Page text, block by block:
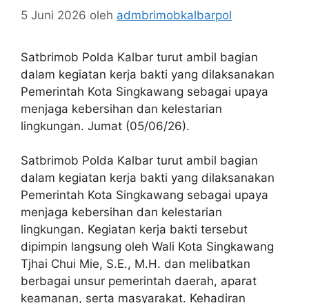
5 Juni 2026 oleh admbrimobkalbarpol
Satbrimob Polda Kalbar turut ambil bagian
dalam kegiatan kerja bakti yang dilaksanakan
Pemerintah Kota Singkawang sebagai upaya
menjaga kebersihan dan kelestarian
lingkungan. Jumat (05/06/26).
Satbrimob Polda Kalbar turut ambil bagian
dalam kegiatan kerja bakti yang dilaksanakan
Pemerintah Kota Singkawang sebagai upaya
menjaga kebersihan dan kelestarian
lingkungan. Kegiatan kerja bakti tersebut
dipimpin langsung oleh Wali Kota Singkawang
Tjhai Chui Mie, S.E., M.H. dan melibatkan
berbagai unsur pemerintah daerah, aparat
keamanan, serta masyarakat. Kehadiran